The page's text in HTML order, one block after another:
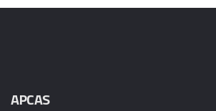
APCAS